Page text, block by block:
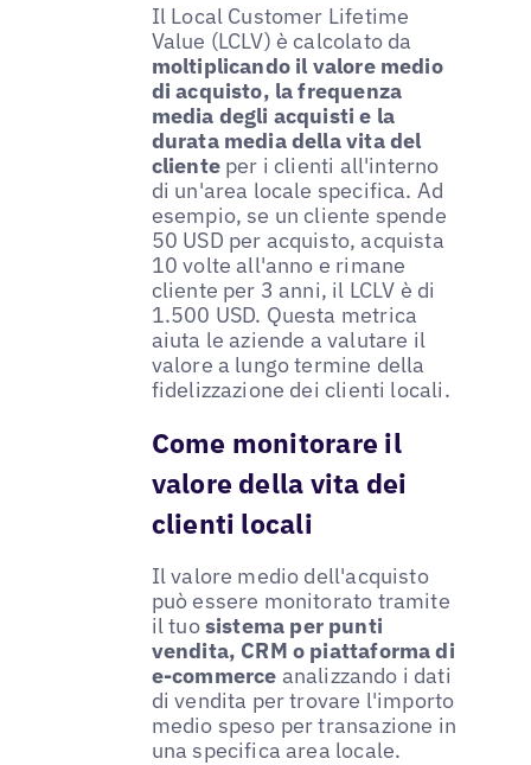
Il Local Customer Lifetime
Value (LCLV) è calcolato da
moltiplicando il valore medio
di acquisto, la frequenza
media degli acquisti e la
durata media della vita del
clienteper i clienti all'interno
di un'area locale specifica. Ad
esempio, se un cliente spende
50 USD per acquisto, acquista
10 volte all'anno e rimane
cliente per 3 anni, il LCLV è di
1.500 USD. Questa metrica
aiuta le aziende a valutare il
valore a lungo termine della
fidelizzazione dei clienti locali.
Come monitorare il
valore della vita dei
clienti locali
Il valore medio dell'acquisto
può essere monitorato tramite
il tuosistema per punti
vendita, CRM o piattaforma di
e-commerce analizzando i dati
di vendita per trovare l'importo
medio speso per transazione in
una specifica area locale.